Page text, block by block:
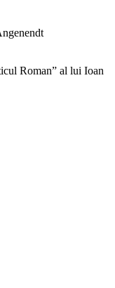
Roman” al lui Ioan